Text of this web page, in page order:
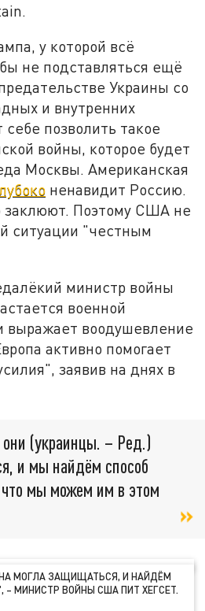
у которой всё
не подставляться ещё
Украины со
и внутренних
позволить такое
войны, которое будет
Москвы. Американская
ненавидит Россию.
заклюют. Поэтому США не
ситуации "честным
министр войны
военной
выражает воодушевление
активно помогает
заявив на днях в
(украинцы. – Ред.)
и мы найдём способ
мы можем им в этом
МОГЛА ЗАЩИЩАТЬСЯ, И НАЙДЁМ
– МИНИСТР ВОЙНЫ США ПИТ ХЕГСЕТ.